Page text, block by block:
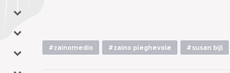
#zainomedio #zaino pieghevole #susan bijl